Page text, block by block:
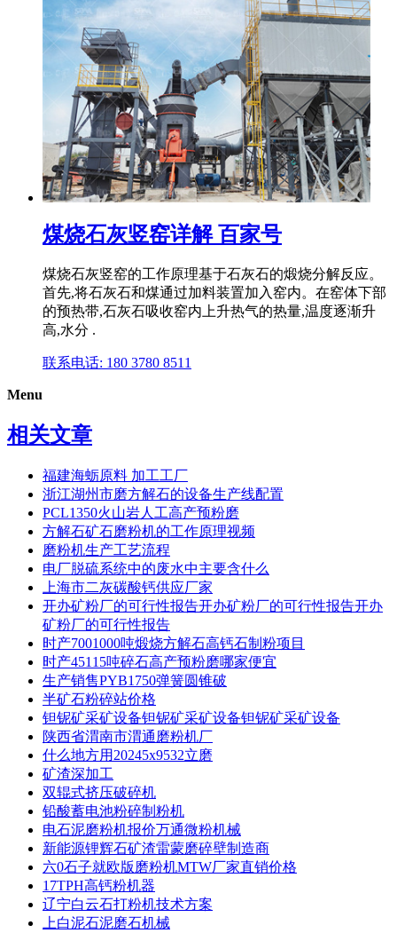
煤烧石灰竖窑详解 百家号
煤烧石灰竖窑的工作原理基于石灰石的煅烧分解反应。
首先,将石灰石和煤通过加料装置加入窑内。在窑体下部
的预热带,石灰石吸收窑内上升热气的热量,温度逐渐升
高,水分 .
联系电话: 180 3780 8511
Menu
相关文章
福建海蛎原料 加工工厂
浙江湖州市磨方解石的设备生产线配置
PCL1350火山岩人工高产预粉磨
方解石矿石磨粉机的工作原理视频
磨粉机生产工艺流程
电厂脱硫系统中的废水中主要含什么
上海市二灰碳酸钙供应厂家
开办矿粉厂的可行性报告开办矿粉厂的可行性报告开办
矿粉厂的可行性报告
时产7001000吨煅烧方解石高钙石制粉项目
时产45115吨碎石高产预粉磨哪家便宜
生产销售PYB1750弹簧圆锥破
半矿石粉碎站价格
钽铌矿采矿设备钽铌矿采矿设备钽铌矿采矿设备
陕西省渭南市渭通磨粉机厂
什么地方用20245x9532立磨
矿渣深加工
双辊式挤压破碎机
铅酸蓄电池粉碎制粉机
电石泥磨粉机报价万通微粉机械
新能源锂辉石矿渣雷蒙磨碎壁制造商
六0石子就欧版磨粉机MTW厂家直销价格
17TPH高钙粉机器
辽宁白云石打粉机技术方案
上白泥石泥磨石机械